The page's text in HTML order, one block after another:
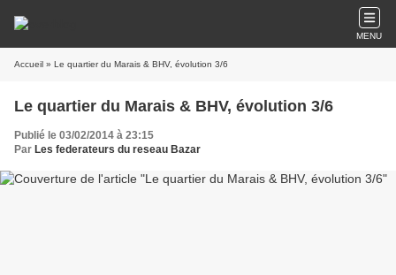
MENU
Accueil » Le quartier du Marais & BHV, évolution 3/6
Le quartier du Marais & BHV, évolution 3/6
Publié le 03/02/2014 à 23:15
Par Les federateurs du reseau Bazar